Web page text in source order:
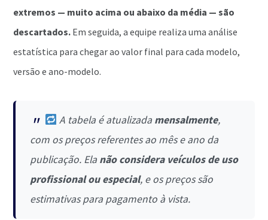
extremos — muito acima ou abaixo da média — são
descartados. Em seguida, a equipe realiza uma análise
estatística para chegar ao valor final para cada modelo,
versão e ano-modelo.
A tabela é atualizada mensalmente,
com os preços referentes ao mês e ano da
publicação. Ela não considera veículos de uso
profissional ou especial, e os preços são
estimativas para pagamento à vista.